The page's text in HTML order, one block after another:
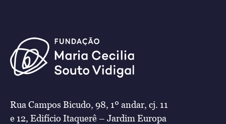
Rua Campos Bicudo, 98, 1º andar, cj. 11
e 12, Edifício Itaquerê – Jardim Europa